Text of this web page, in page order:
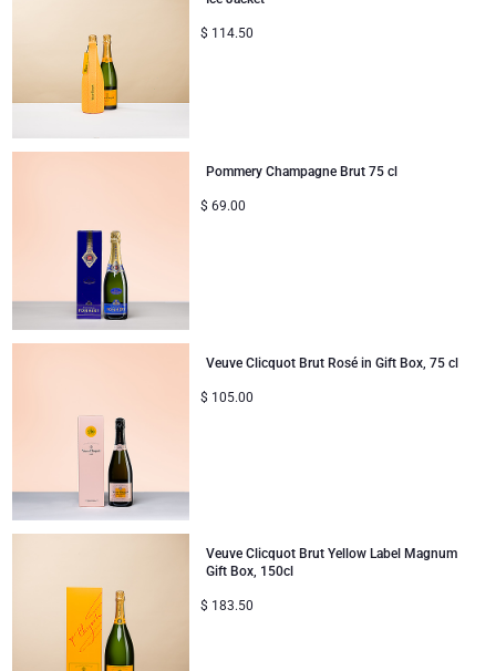
Geschenke ideal zum Teilen
Neue Baby-Geschenke
Geschenke für Kinder
Weihnachtsgeschenke
$ 114.50
Pommery Champagne Brut 75 cl
$ 69.00
Veuve Clicquot Brut Rosé in Gift Box, 75 cl
$ 105.00
Veuve Clicquot Brut Yellow Label Magnum
Gift Box, 150cl
$ 183.50